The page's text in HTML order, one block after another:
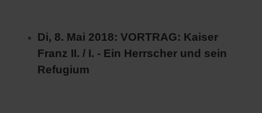
Di, 8. Mai 2018: VORTRAG: Kaiser
Franz II. / I. - Ein Herrscher und sein
Refugium